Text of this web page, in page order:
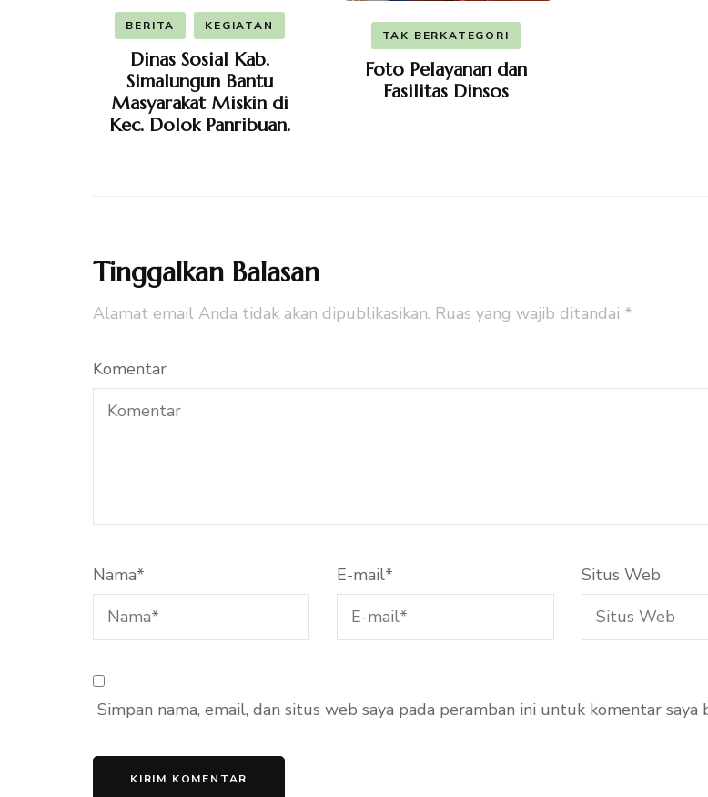
BERITA KEGIATAN
Dinas Sosial Kab.
Simalungun Bantu
Masyarakat Miskin di
Kec. Dolok Panribuan.
TAK BERKATEGORI
Foto Pelayanan dan
Fasilitas Dinsos
Tinggalkan Balasan
Alamat email Anda tidak akan dipublikasikan. Ruas yang wajib ditandai *
Komentar
Nama* E-mail* Situs Web
Simpan nama, email, dan situs web saya pada peramban ini untuk komentar saya